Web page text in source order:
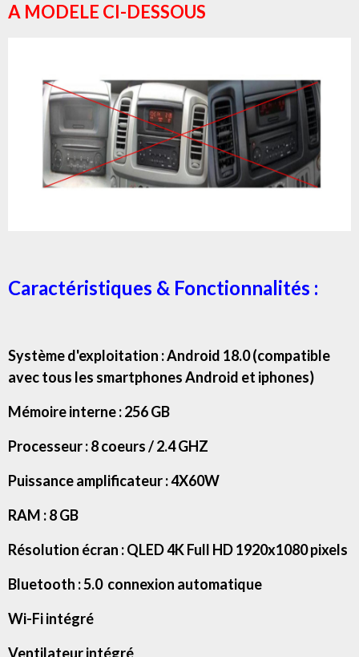
A MODELE CI-DESSOUS
Caractéristiques & Fonctionnalités :
Système d'exploitation : Android 18.0 (compatible
avec tous les smartphones Android et iphones)
Mémoire interne : 256 GB
Processeur : 8 coeurs / 2.4 GHZ
Puissance amplificateur : 4X60W
RAM : 8 GB
Résolution écran : QLED 4K Full HD 1920x1080 pixels
Bluetooth : 5.0 connexion automatique
Wi-Fi intégré
Ventilateur intégré